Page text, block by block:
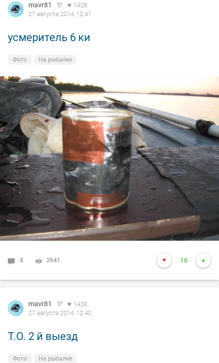
mavr81
1428
27 августа 2014, 12:41
усмеритель 6 ки
Фото На рыбалке
4 2641 16
mavr81
1428
27 августа 2014, 12:40
Т.О. 2 й выезд
Фото На рыбалке